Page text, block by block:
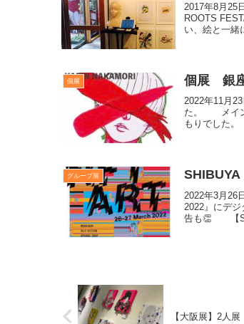
2017年8月25
ROOTS
い、絵と一緒
個展 個展 銀
2022年11月
た。 メイン
もりでした。
グループ展
2022年3月26
2022』にデ
告も👏 【
【大阪展】2人展